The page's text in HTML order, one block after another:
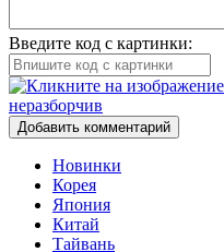
Введите код с картинки:
Добавить комментарий
Новинки
Корея
Япония
Китай
Тайвань